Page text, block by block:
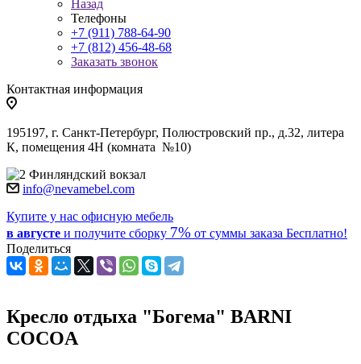
Назад
Телефоны
+7 (911) 788-64-90
+7 (812) 456-48-68
Заказать звонок
Контактная информация
195197, г. Санкт-Петербург, Полюстровский пр., д.32, литера
К, помещения 4Н (комната №10)
Финляндский вокзал
info@nevamebel.com
Купите у нас офисную мебель
в августе и получите сборку 7% от суммы заказа Бесплатно!
Поделиться
Кресло отдыха "Богема" BARNI
COCOA